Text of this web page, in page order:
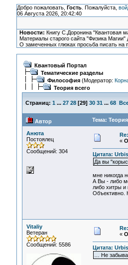
Добро пожаловать, Гость. Пожалуйста,
06 Августа 2026, 20:42:40
Новости: Книгу С.Доронина "Квантовая
Материалы старого сайта "Физика
О замеченных глюках просьба писать на
Квантовый Портал
Тематические разделы
Философия(Модератор:
Теория всего
Страниц: 1 ... 27 28[29] 30 31 ... 68
Автор Тема:
Анюта
Постоялец
Сообщений: 304
«
Цитата:
Да вы
мне никогда
А Вы - либо
либо хитры и
Объективно.
Vitaliy
Ветеран
Сообщений: 5586
«
Цитата:
… Не